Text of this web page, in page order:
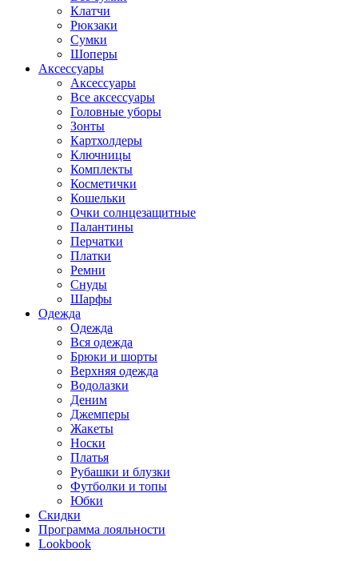
Клатчи
Рюкзаки
Сумки
Шоперы
Аксессуары
Аксессуары
Все аксессуары
Головные уборы
Зонты
Картхолдеры
Ключницы
Комплекты
Косметички
Кошельки
Очки солнцезащитные
Палантины
Перчатки
Платки
Ремни
Снуды
Шарфы
Одежда
Одежда
Вся одежда
Брюки и шорты
Верхняя одежда
Водолазки
Деним
Джемперы
Жакеты
Носки
Платья
Рубашки и блузки
Футболки и топы
Юбки
Скидки
Программа лояльности
Lookbook